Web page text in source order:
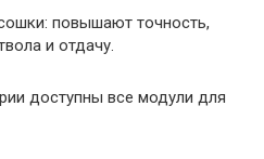
повышают точность,
и отдачу.
доступны все модули для